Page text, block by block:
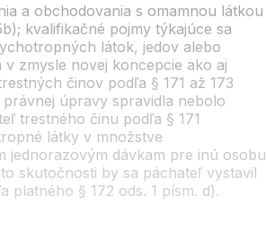
a obchodovania s omamnou látkou
kvalifikačné pojmy týkajúce sa
látok, jedov alebo
zmysle novej koncepcie ako aj
činov podľa § 171 až 173
úpravy spravidla nebolo
trestného činu podľa § 171
látky v množstve
jednorazovým dávkam pre inú osobu
skutočnosti by sa páchateľ vystavil
platného § 172 ods. 1 písm. d).